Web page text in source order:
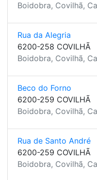
Boidobra, Covilhã,
Rua da Alegria
6200-258 COVILHÃ
Boidobra, Covilhã,
Beco do Forno
6200-259 COVILHÃ
Boidobra, Covilhã,
Rua de Santo André
6200-259 COVILHÃ
Boidobra, Covilhã,